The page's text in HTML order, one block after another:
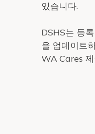
있습니다.
DSHS는 등
을 업데이트
WA Cares